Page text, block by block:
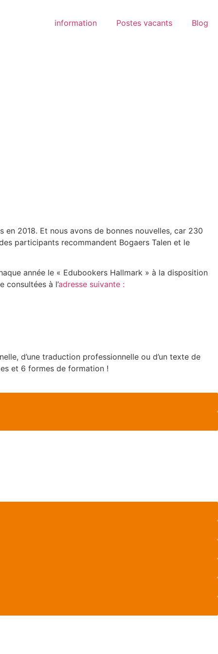
information Postes vacants Blog
2018. Et nous avons de bonnes nouvelles, car 230
participants recommandent Bogaers Talen et le
année le « Edubookers Hallmark » à la disposition
à l’adresse suivante :
d’une traduction professionnelle ou d’un texte de
et 6 formes de formation !